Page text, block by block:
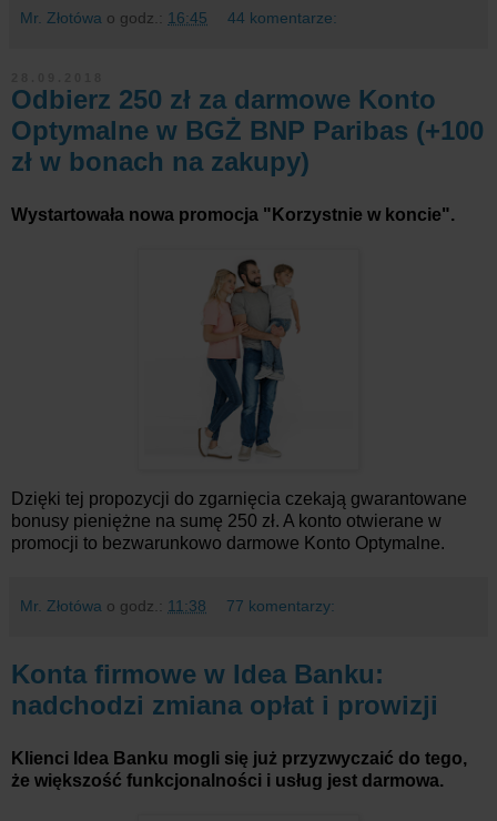
Mr. Złotówa o godz.: 16:45 44 komentarze:
Odbierz 250 zł za darmowe Konto
Optymalne w BGŻ BNP Paribas (+100
zł w bonach na zakupy)
Wystartowała nowa promocja "Korzystnie w koncie".
Dzięki tej propozycji do zgarnięcia czekają gwarantowane
bonusy pieniężne na sumę 250 zł. A konto otwierane w
promocji to bezwarunkowo darmowe Konto Optymalne.
Mr. Złotówa o godz.: 11:38 77 komentarzy:
Konta firmowe w Idea Banku:
nadchodzi zmiana opłat i prowizji
Klienci Idea Banku mogli się już przyzwyczaić do tego,
że większość funkcjonalności i usług jest darmowa.